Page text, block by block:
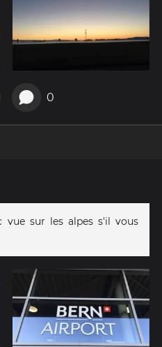
0
vue sur les alpes s'il vous